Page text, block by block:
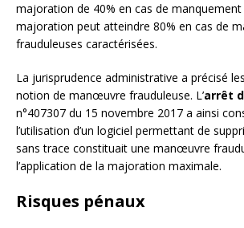
majoration de 40% en cas de
majoration peut atteindre 80% en cas de
frauduleuses caractérisées.
La jurisprudence administrative a précisé
notion de manœuvre frauduleuse. L’arrêt
n°407307 du 15 novembre 2017 a ainsi
l’utilisation d’un logiciel permettant de
sans trace constituait une manœuvre
l’application de la majoration maximale.
Risques pénaux